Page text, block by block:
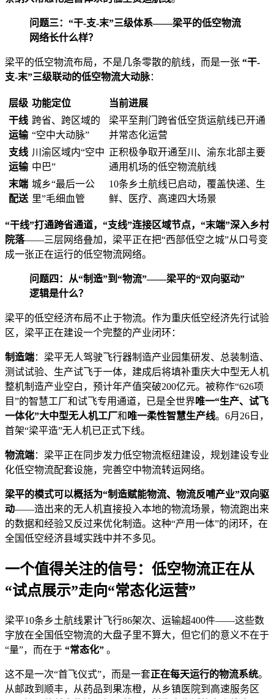
问题三：“干-支-末”三级体系——梁平的低空物流
网络长什么样？
梁平的低空物流布局，不是几条零散的航线，而是一张 “干-
支-末”三级联动的低空物流大动脉：
层级 功能定位
当前进展
干线
运输
跨省、跨区域的
“空中大动脉”
梁平至荆门跨省低空货运航线已开通
并常态化运营
支线
运输
川渝区域内“空中
中巴”
正积极争取开通至川、渝东北部主要
通用机场的低空物流航线
末端
配送
城乡“最后一公
里”毛细血管
10条乡土航线已启动，覆盖快递、生
鲜、医疗、高速四大场景
“干线”打通跨省通道，“支线”连接区域节点，“末端”深入乡村
院落——三层网络叠加，梁平正在把“西部低空之城”从口号变
成一张正在运行的低空物流网络。
问题四：从“制造”到“物流”——梁平的“双向驱动”
逻辑是什么？
梁平的低空经济布局不止于物流。作为重庆低空经济先行试验
区，梁平正在建设一个完整的产业闭环：
制造端：梁平无人驾驶飞行器制造产业园集研发、总装制造、
测试试验、生产试飞于一体，建成后将填补重庆大中型无人机
整机制造产业空白，预计年产值突破200亿元。被称作“626项
目”的智慧工厂和试飞专用通道，已是全世界 唯一“生产、试飞
一体化”大中型无人机工厂和 唯一柔性智慧生产线。6月26日，
首架“梁平造”无人机已正式下线。
物流端：梁平正在同步发力低空物流枢纽建设，规划建设专业
化低空物流配套设施，完善空中物流转运网络。
梁平的模式可以概括为“制造赋能物流、物流反哺产业”双向驱
动——造出来的无人机直接投入本地的物流场景，物流跑出来
的数据和经验又反过来优化制造。这种“产用一体”的闭环，在
全国低空经济县域实践中并不多见。
一个值得关注的信号：低空物流正在从
“试点展示”走向“常态化运营”
梁平10条乡土航线累计飞行86架次、运输超400件——这些数
字放在全国低空物流的大盘子里不算大，但它们的意义不在于
“量”，而在于 “常态化” 。
这不是一次“首飞仪式”，而是一套正在每天运行的物流系统。
从邮政到顺丰，从药品到果冻橙，从乡镇医院到高速服务区